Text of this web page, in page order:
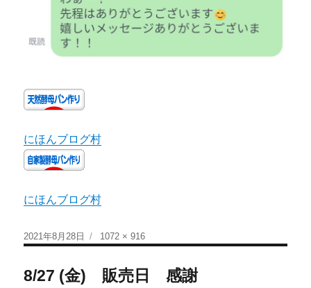
にほんブログ村
にほんブログ村
2021年8月28日 1072 × 916
8/27 (金) 販売日 感謝